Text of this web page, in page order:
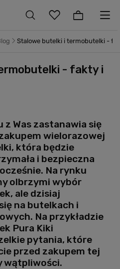
Stalowe butelki i termobutelki -
- fakty i
z Was zastanawia się
wielorazowej
która będzie
i bezpieczna
Na rynku
olbrzymi wybór
ale dzisiaj
na butelkach i
Na przykładzie
Pura Kiki
pytania, które
przed zakupem tej
wątpliwości.